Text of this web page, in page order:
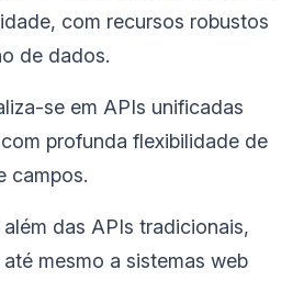
com recursos robustos
de dados.
se em APIs unificadas
profunda flexibilidade de
campos.
além das APIs tradicionais,
mesmo a sistemas web